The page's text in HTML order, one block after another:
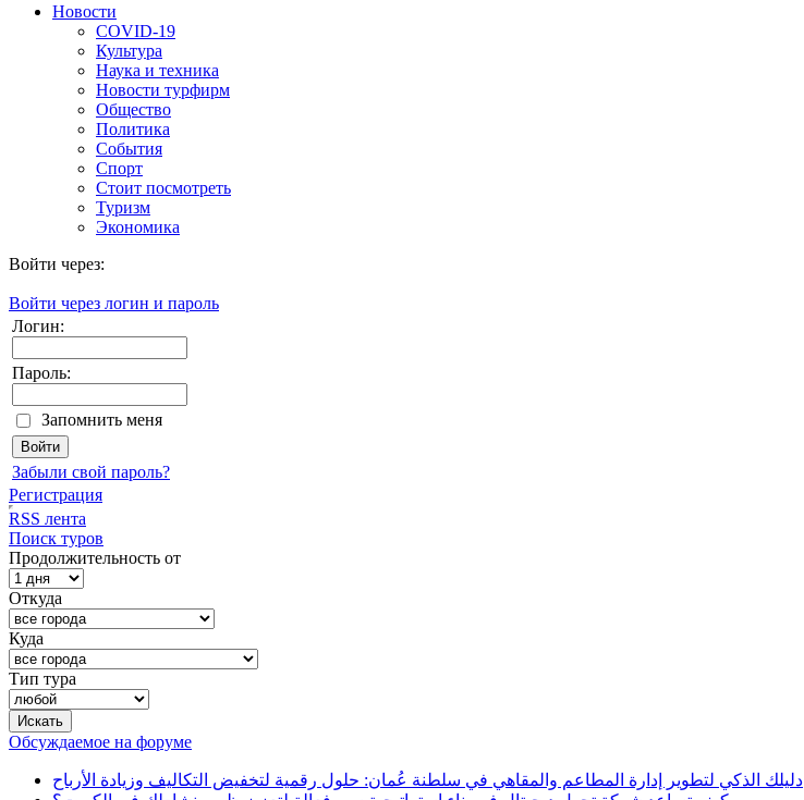
Новости
COVID-19
Культура
Наука и техника
Новости турфирм
Общество
Политика
События
Спорт
Стоит посмотреть
Туризм
Экономика
Войти через:
Войти через логин и пароль
Логин:
Пароль:
Запомнить меня
Забыли свой пароль?
Регистрация
RSS лента
Поиск туров
Продолжительность от
Откуда
Куда
Тип тура
Обсуждаемое на форуме
دليلك الذكي لتطوير إدارة المطاعم والمقاهي في سلطنة عُمان: حلول رقمية لتخفيض التكاليف وزيادة الأرباح